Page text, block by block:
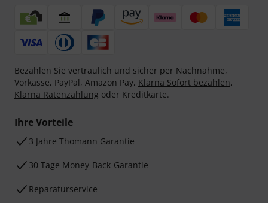
Bezahlen Sie vertraulich und sicher per Nachnahme,
Vorkasse, PayPal, Amazon Pay, Klarna Sofort bezahlen,
Klarna Ratenzahlung oder Kreditkarte.
Ihre Vorteile
3 Jahre Thomann Garantie
30 Tage Money-Back-Garantie
Reparaturservice